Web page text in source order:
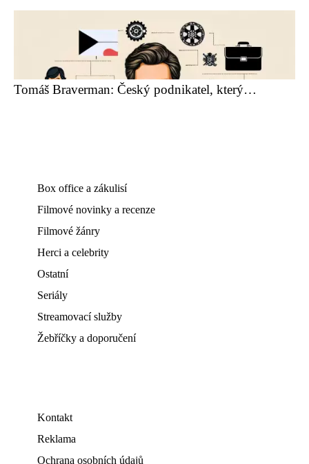
Tomáš Braverman: Český podnikatel, který…
Box office a zákulisí
Filmové novinky a recenze
Filmové žánry
Herci a celebrity
Ostatní
Seriály
Streamovací služby
Žebříčky a doporučení
Kontakt
Reklama
Ochrana osobních údajů